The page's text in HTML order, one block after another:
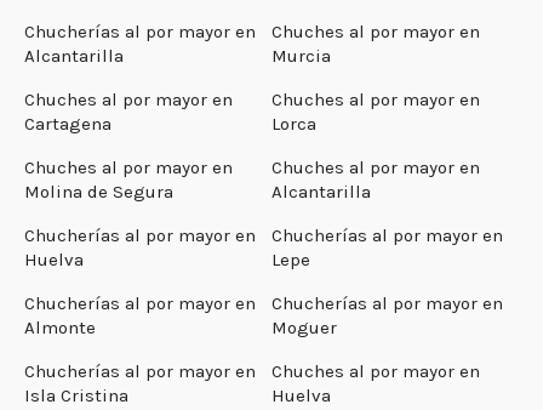
Chucherías al por mayor en
Alcantarilla
Chuches al por mayor en
Murcia
Chuches al por mayor en
Cartagena
Chuches al por mayor en
Lorca
Chuches al por mayor en
Molina de Segura
Chuches al por mayor en
Alcantarilla
Chucherías al por mayor en
Huelva
Chucherías al por mayor en
Lepe
Chucherías al por mayor en
Almonte
Chucherías al por mayor en
Moguer
Chucherías al por mayor en
Isla Cristina
Chuches al por mayor en
Huelva